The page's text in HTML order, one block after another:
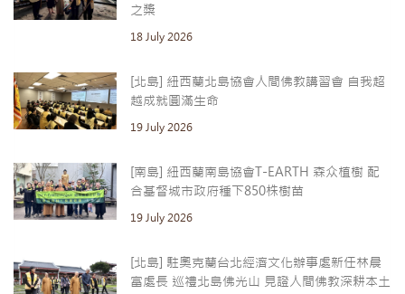
之槳
18 July 2026
[北島] 紐西蘭北島協會人間佛教講習會 自我超
越成就圓滿生命
19 July 2026
[南島] 紐西蘭南島協會T-EARTH 森众植樹 配
合基督城市政府種下850株樹苗
19 July 2026
[北島] 駐奧克蘭台北經濟文化辦事處新任林晨
富處長 巡禮北島佛光山 見證人間佛教深耕本土